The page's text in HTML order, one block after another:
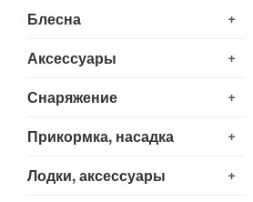
+
Блесна
+
Аксессуары
+
Снаряжение
+
Прикормка, насадка
+
Лодки, аксессуары